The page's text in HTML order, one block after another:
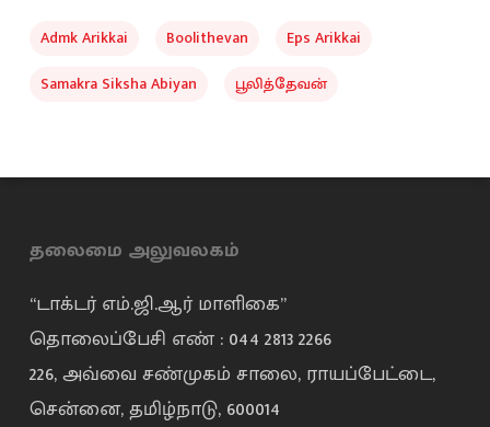
Admk Arikkai Boolithevan
Eps Arikkai
Samakra Siksha Abiyan
பூலித்தேவன்
தலைமை அலுவலகம்
“டாக்டர் எம்.ஜி.ஆர் மாளிகை”
தொலைப்பேசி எண் : 044 2813 2266
226, அவ்வை சண்முகம் சாலை, ராயப்பேட்டை,
சென்னை, தமிழ்நாடு, 600014